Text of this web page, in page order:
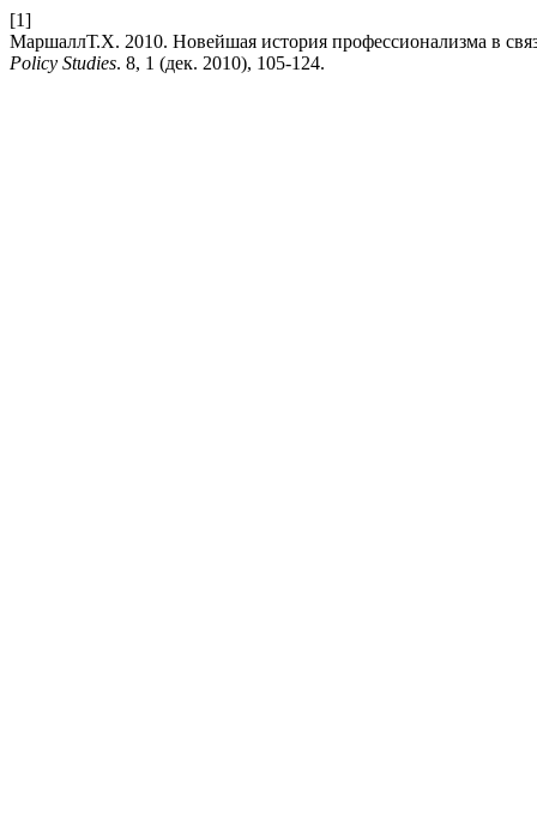
[1]
МаршаллТ.Х. 2010. Новейшая история профессионализма в
Policy Studies. 8, 1 (дек. 2010), 105-124.